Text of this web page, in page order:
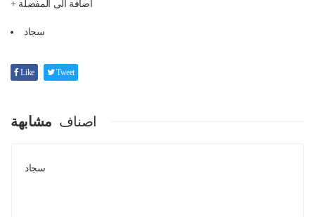
+ اضافة الى المفضلة
سجاد
Like Tweet
اصناف مشابهة
سجاد